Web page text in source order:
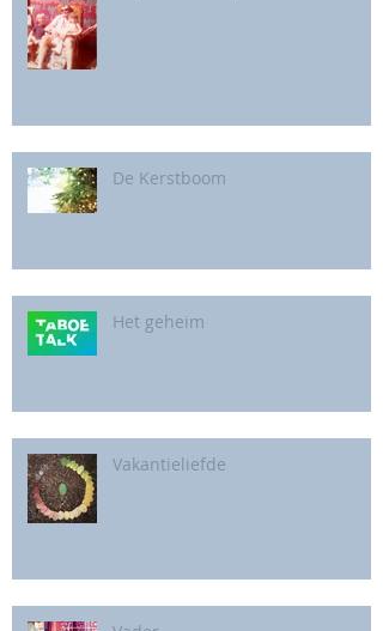
De Kerstboom
Het geheim
Vakantieliefde